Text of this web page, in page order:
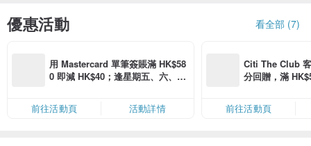
優惠活動 看全部 (7)
用 Mastercard 單筆簽賬滿 HK$58
0 即減 HK$40；逢星期五、六、日
限，額滿即止，僅限「常用信用
卡」結帳）
前往活動頁 活動詳情
Citi The Club
分回贈，滿
前往活動頁